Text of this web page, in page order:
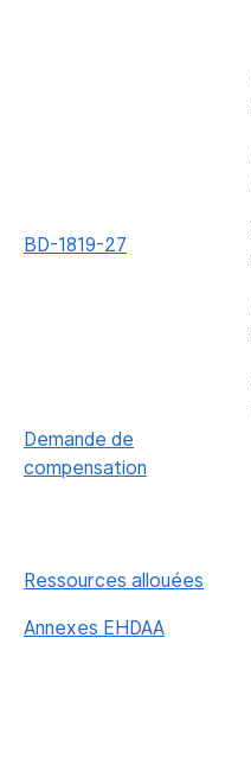
BD-1819-27
Demande de
compensation
Ressources allouées
Annexes EHDAA